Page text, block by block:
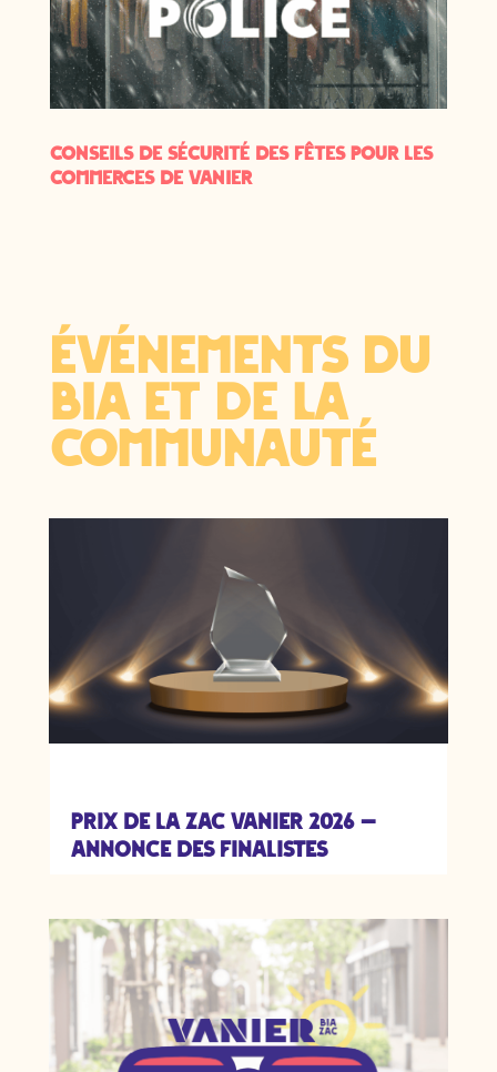
Conseils de sécurité des Fêtes pour les
commerces de Vanier
Événements du
BIA et de la
Communauté
Prix de la ZAC Vanier 2026 —
Annonce des finalistes